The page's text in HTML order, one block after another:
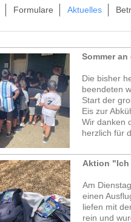
Formulare Aktuelles
Sommer
Die bisher
beendeten
Start der
Eis zur
Wir danken
herzlich für
Aktion "Ich
Am
einen
liefen mit
rein und